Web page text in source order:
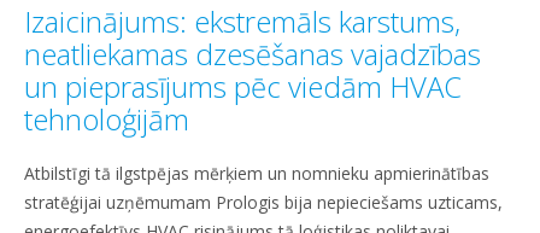
Izaicinājums: ekstremāls karstums,
neatliekamas dzesēšanas vajadzības
un pieprasījums pēc viedām HVAC
tehnoloģijām
Atbilstīgi tā ilgstpējas mērķiem un nomnieku apmierinātības
stratēģijai uzņēmumam Prologis bija nepieciešams uzticams,